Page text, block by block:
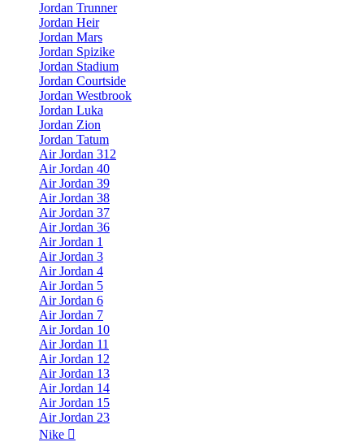
Jordan Trunner
Jordan Heir
Jordan Mars
Jordan Spizike
Jordan Stadium
Jordan Courtside
Jordan Westbrook
Jordan Luka
Jordan Zion
Jordan Tatum
Air Jordan 312
Air Jordan 40
Air Jordan 39
Air Jordan 38
Air Jordan 37
Air Jordan 36
Air Jordan 1
Air Jordan 3
Air Jordan 4
Air Jordan 5
Air Jordan 6
Air Jordan 7
Air Jordan 10
Air Jordan 11
Air Jordan 12
Air Jordan 13
Air Jordan 14
Air Jordan 15
Air Jordan 23
Nike